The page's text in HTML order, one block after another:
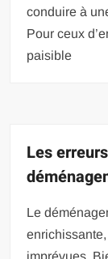
conduire à
Pour ceux
paisible
Les
Le
imprévues.